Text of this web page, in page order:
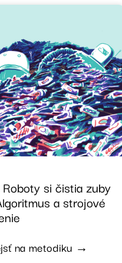
si čistia zuby
a strojové
na metodiku →